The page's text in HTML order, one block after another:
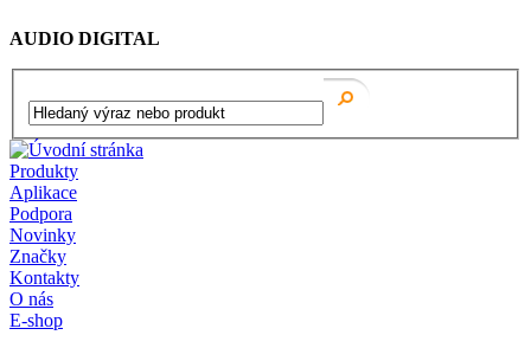
AUDIO DIGITAL
Produkty
Aplikace
Podpora
Novinky
Značky
Kontakty
O nás
E-shop